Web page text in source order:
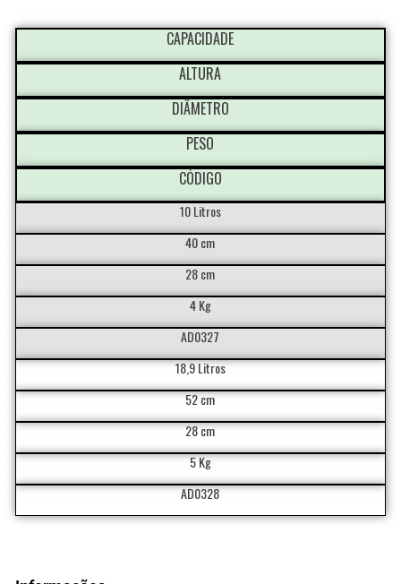
CAPACIDADE
ALTURA
DIÂMETRO
PESO
CÓDIGO
10 Litros
40 cm
28 cm
4 Kg
AD0327
18,9 Litros
52 cm
28 cm
5 Kg
AD0328